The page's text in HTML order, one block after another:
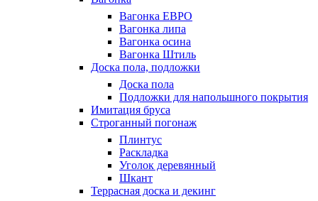
Вагонка ЕВРО
Вагонка липа
Вагонка осина
Вагонка Штиль
Доска пола, подложки
Доска пола
Подложки для напольшного покрытия
Имитация бруса
Строганный погонаж
Плинтус
Раскладка
Уголок деревянный
Шкант
Террасная доска и декинг